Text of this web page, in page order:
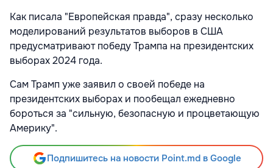
Как писала "Европейская правда", сразу несколько
моделирований результатов выборов в США
предусматривают победу Трампа на президентских
выборах 2024 года.
Сам Трамп уже заявил о своей победе на
президентских выборах и пообещал ежедневно
бороться за "сильную, безопасную и процветающую
Америку".
Подпишитесь на новости Point.md в Google